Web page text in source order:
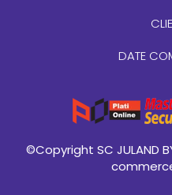
DATE
©Copyright SC JULAND